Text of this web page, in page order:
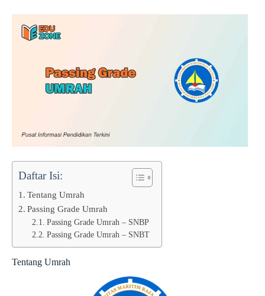
Daftar Isi:
Tentang Umrah
Passing Grade Umrah
Passing Grade Umrah – SNBP
Passing Grade Umrah – SNBT
Tentang Umrah